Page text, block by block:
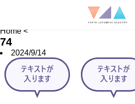
Home <
74
2024/9/14